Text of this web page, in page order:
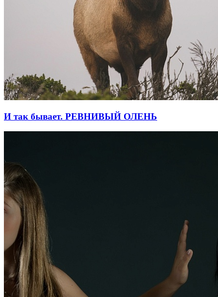
И так бывает. РЕВНИВЫЙ ОЛЕНЬ